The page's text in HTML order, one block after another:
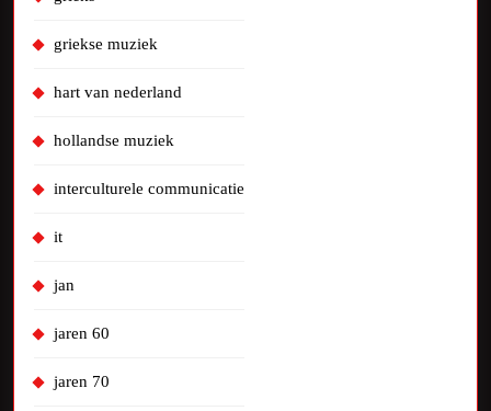
griekse muziek
hart van nederland
hollandse muziek
interculturele communicatie
it
jan
jaren 60
jaren 70